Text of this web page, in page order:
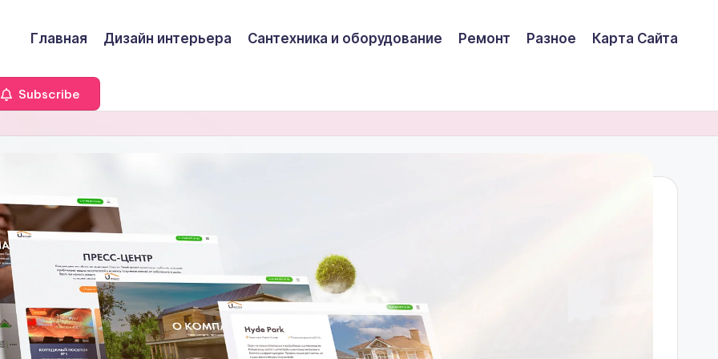
Главная Дизайн интерьера Сантехника и оборудование Ремонт Разное Карта Сайта
Subscribe